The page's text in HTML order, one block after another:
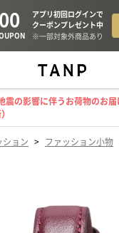
震の影響に伴うお荷物のお
ション > ファッション小物